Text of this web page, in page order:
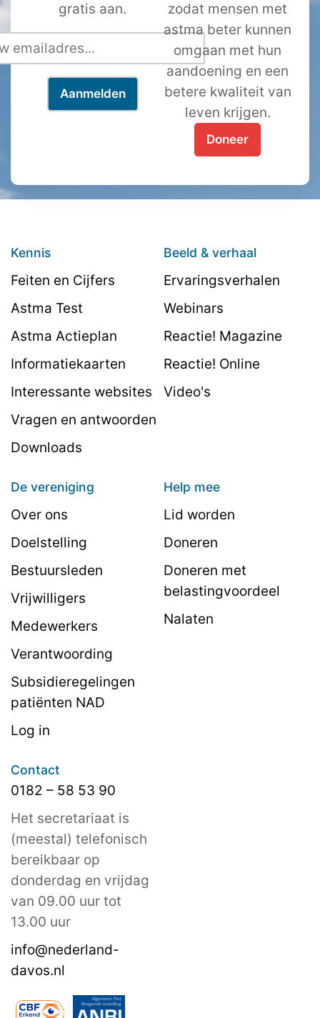
gratis aan.
zodat mensen met
astma beter kunnen
omgaan met hun
aandoening en een
betere kwaliteit van
leven krijgen.
Doneer
Kennis
Feiten en Cijfers
Astma Test
Astma Actieplan
Informatiekaarten
Interessante websites
Vragen en antwoorden
Downloads
Beeld & verhaal
Ervaringsverhalen
Webinars
Reactie! Magazine
Reactie! Online
Video's
De vereniging
Over ons
Doelstelling
Bestuursleden
Vrijwilligers
Medewerkers
Verantwoording
Subsidieregelingen
patiënten NAD
Log in
Help mee
Lid worden
Doneren
Doneren met
belastingvoordeel
Nalaten
Contact
0182 – 58 53 90
Het secretariaat is
(meestal) telefonisch
bereikbaar op
donderdag en vrijdag
van 09.00 uur tot
13.00 uur
info@nederland-
davos.nl